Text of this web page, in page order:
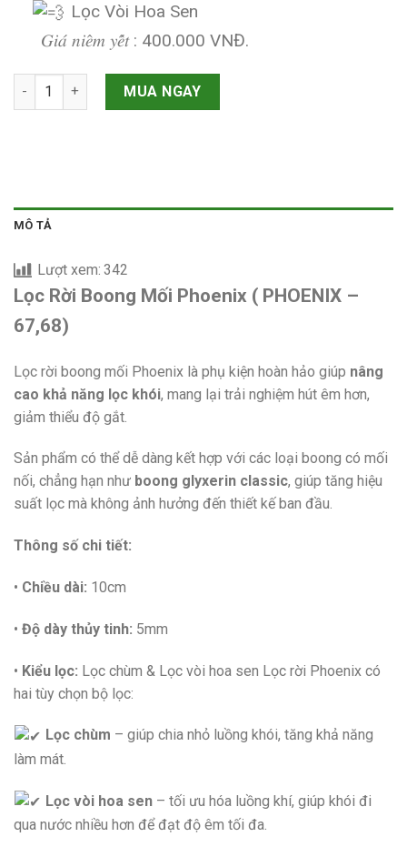
Lọc Vòi Hoa Sen
𝐺𝑖𝑎́ 𝑛𝑖𝑒̂𝑚 𝑦𝑒̂́𝑡 : 400.000 VNĐ.
Lọc Rời Boong Mối Phoenix số lượng
MUA NGAY
MÔ TẢ
Lượt xem: 342
Lọc Rời Boong Mối Phoenix ( PHOENIX –
67,68)
Lọc rời boong mối Phoenix là phụ kiện hoàn hảo giúp nâng
cao khả năng lọc khói, mang lại trải nghiệm hút êm hơn,
giảm thiểu độ gắt.
Sản phẩm có thể dễ dàng kết hợp với các loại boong có mối
nối, chẳng hạn như boong glyxerin classic, giúp tăng hiệu
suất lọc mà không ảnh hưởng đến thiết kế ban đầu.
Thông số chi tiết:
• Chiều dài: 10cm
• Độ dày thủy tinh: 5mm
• Kiểu lọc: Lọc chùm & Lọc vòi hoa sen Lọc rời Phoenix có
hai tùy chọn bộ lọc:
Lọc chùm – giúp chia nhỏ luồng khói, tăng khả năng
làm mát.
Lọc vòi hoa sen – tối ưu hóa luồng khí, giúp khói đi
qua nước nhiều hơn để đạt độ êm tối đa.